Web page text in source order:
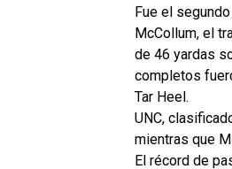
Fue el
McCollum, el
de 46 yardas
completos
Tar Heel.
UNC,
mientras que
El récord de